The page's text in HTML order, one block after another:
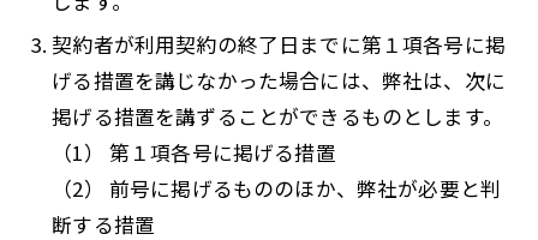
契約者が利用契約の終了日までに第１項各号に掲
げる措置を講じなかった場合には、弊社は、次に
掲げる措置を講ずることができるものとします。
（1）
第１項各号に掲げる措置
（2）
前号に掲げるもののほか、弊社が必要と判
断する措置